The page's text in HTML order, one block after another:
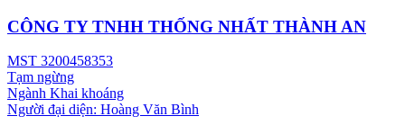
CÔNG TY TNHH THỐNG NHẤT THÀNH AN
MST 3200458353
Tạm ngừng
Ngành Khai khoáng
Người đại diện: Hoàng Văn Bình